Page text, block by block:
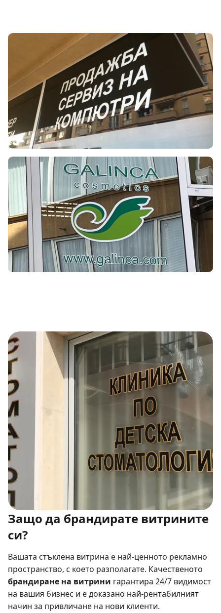
Защо да брандирате витрините
си?
Вашата стъклена витрина е най-ценното рекламно
пространство, с което разполагате. Качественото
брандиране на витрини гарантира 24/7 видимост
на вашия бизнес и е доказано най-рентабилният
начин за привличане на нови клиенти.